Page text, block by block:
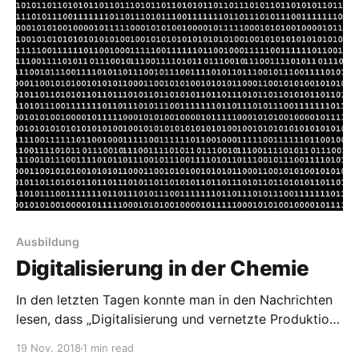
Ausbildung
Digitalisierung in der Chemie
In den letzten Tagen konnte man in den Nachrichten
lesen, dass „Digitalisierung und vernetzte Produktion“
19 Nov. 2018 1 min read